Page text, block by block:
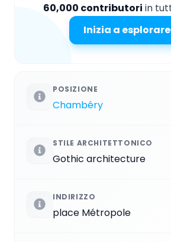
60,000 contributori in
Inizia a esplorare
POSIZIONE
Chambéry
STILE ARCHITETTONICO
Gothic architecture
INDIRIZZO
place Métropole